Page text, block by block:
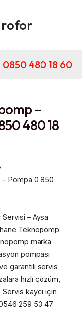
0850 480 18 60
–
480 18
– Pompa 0 850
– Aysa
Teknopomp
marka
pompası
garantili servis
hızlı çözüm,
Servis kaydı için
259 53 47